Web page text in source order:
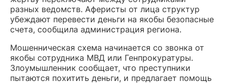
разных ведомств. Аферисты от лица структур
убеждают перевести деньги на якобы безопасные
счета, сообщила администрация региона.
Мошенническая схема начинается со звонка от
якобы сотрудника МВД или Генпрокуратуры.
Злоумышленник сообщает, что преступники
пытаются похитить деньги, и предлагает помощь